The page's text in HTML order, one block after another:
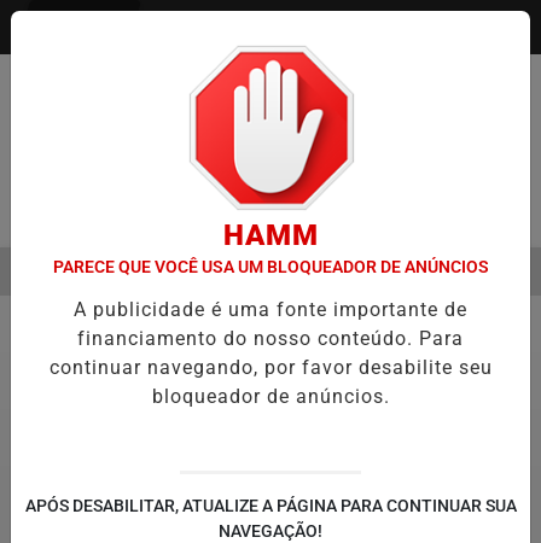
Pesquisar Notícia
VAREJO ÓPTICO EM 2026 WELTON LEMOS REÚNE
EM ALTA
MENU
Notícias Corporativas
HAMM
PARECE QUE VOCÊ USA UM BLOQUEADOR DE ANÚNCIOS
A publicidade é uma fonte importante de
financiamento do nosso conteúdo. Para
continuar navegando, por favor desabilite seu
bloqueador de anúncios.
APÓS DESABILITAR, ATUALIZE A PÁGINA PARA CONTINUAR SUA
NAVEGAÇÃO!